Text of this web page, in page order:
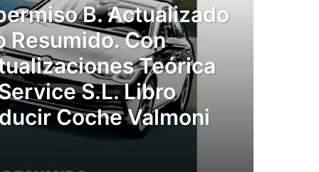
B. Actualizado
Resumido. Con
Teórica
S.L. Libro
Coche Valmoni